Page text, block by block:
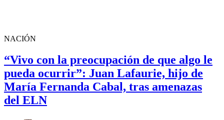
NACIÓN
“Vivo con la preocupación de que algo le
pueda ocurrir”: Juan Lafaurie, hijo de
María Fernanda Cabal, tras amenazas
del ELN